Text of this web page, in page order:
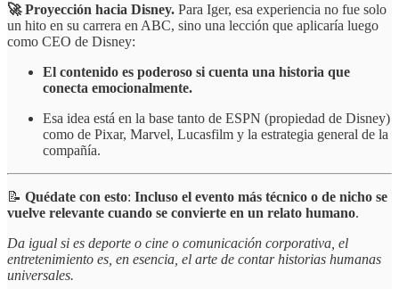
🚀 Proyección hacia Disney. Para Iger, esa experiencia no fue solo
un hito en su carrera en ABC, sino una lección que aplicaría luego
como CEO de Disney:
El contenido es poderoso si cuenta una historia que
conecta emocionalmente.
Esa idea está en la base tanto de ESPN (propiedad de Disney)
como de Pixar, Marvel, Lucasfilm y la estrategia general de la
compañía.
📝 Quédate con esto: Incluso el evento más técnico o de nicho se
vuelve relevante cuando se convierte en un relato humano.
Da igual si es deporte o cine o comunicación corporativa, el
entretenimiento es, en esencia, el arte de contar historias humanas
universales.